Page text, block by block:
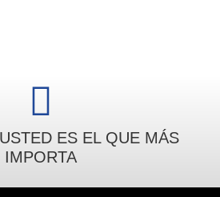
ES EL QUE MÁS
IMPORTA